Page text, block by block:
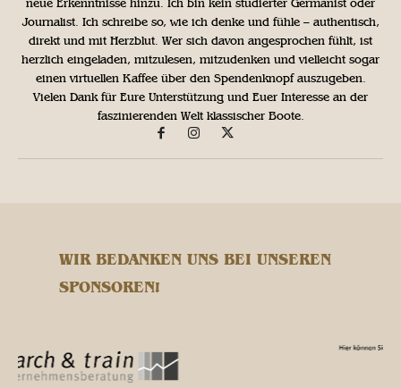
neue Erkenntnisse hinzu. Ich bin kein studierter Germanist oder
Journalist. Ich schreibe so, wie ich denke und fühle – authentisch,
direkt und mit Herzblut. Wer sich davon angesprochen fühlt, ist
herzlich eingeladen, mitzulesen, mitzudenken und vielleicht sogar
einen virtuellen Kaffee über den Spendenknopf auszugeben.
Vielen Dank für Eure Unterstützung und Euer Interesse an der
faszinierenden Welt klassischer Boote.
WIR BEDANKEN UNS BEI UNSEREN
SPONSOREN!